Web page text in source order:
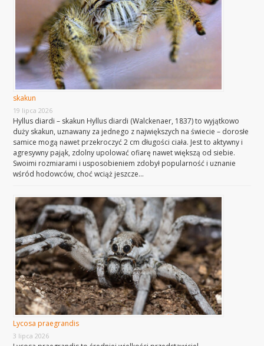
skakun
19 lipca 2026
Hyllus diardi – skakun Hyllus diardi (Walckenaer, 1837) to wyjątkowo
duży skakun, uznawany za jednego z największych na świecie – dorosłe
samice mogą nawet przekroczyć 2 cm długości ciała. Jest to aktywny i
agresywny pająk, zdolny upolować ofiarę nawet większą od siebie.
Swoimi rozmiarami i usposobieniem zdobył popularność i uznanie
wśród hodowców, choć wciąż jeszcze…
Lycosa praegrandis
3 lipca 2026